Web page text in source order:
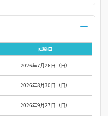
試験日
2026年7月26日（日）
2026年8月30日（日）
2026年9月27日（日）